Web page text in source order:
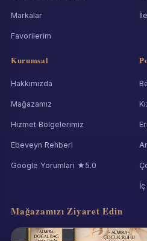
Markalar
Favorilerim
Kurumsal
Hakkımızda
Mağazamız
Hizmet Bölgelerimiz
Ebeveyn Rehberi
Google Yorumları ★5.0
Mağazamızı Ziyaret Edin